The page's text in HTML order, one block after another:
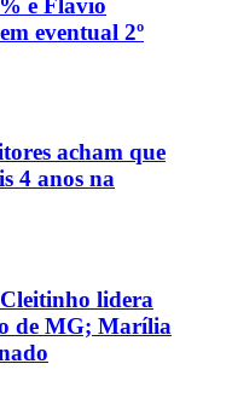
eventual 2º
acham que
4 anos na
lidera
de MG; Marília